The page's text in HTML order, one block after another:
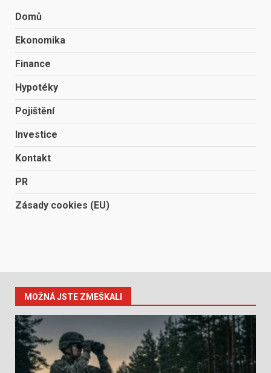
Domů
Ekonomika
Finance
Hypotéky
Pojištění
Investice
Kontakt
PR
Zásady cookies (EU)
MOŽNÁ JSTE ZMEŠKALI